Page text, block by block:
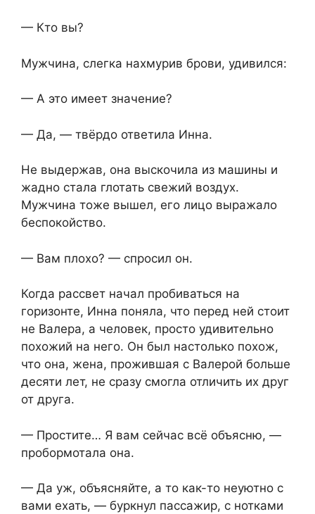
— Кто вы?
Мужчина, слегка нахмурив брови, удивился:
— А это имеет значение?
— Да, — твёрдо ответила Инна.
Не выдержав, она выскочила из машины и
жадно стала глотать свежий воздух.
Мужчина тоже вышел, его лицо выражало
беспокойство.
— Вам плохо? — спросил он.
Когда рассвет начал пробиваться на
горизонте, Инна поняла, что перед ней стоит
не Валера, а человек, просто удивительно
похожий на него. Он был настолько похож,
что она, жена, прожившая с Валерой больше
десяти лет, не сразу смогла отличить их друг
от друга.
— Простите… Я вам сейчас всё объясню, —
пробормотала она.
— Да уж, объясняйте, а то как-то неуютно с
вами ехать, — буркнул пассажир, с нотками